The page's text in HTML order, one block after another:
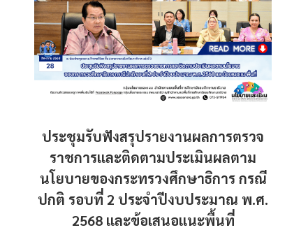
ประชุมรับฟังสรุปรายงานผลการตรวจ
ราชการและติดตามประเมินผลตาม
นโยบายของกระทรวงศึกษาธิการ กรณี
ปกติ รอบที่ 2 ประจำปีงบประมาณ พ.ศ.
2568 และข้อเสนอแนะพื้นที่